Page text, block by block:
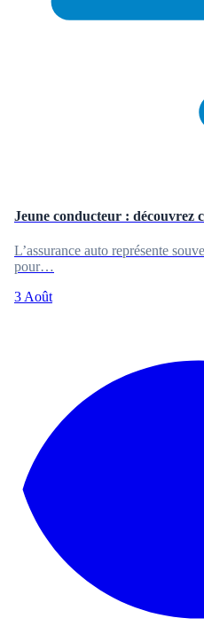
Jeune conducteur : découvrez
L’assurance auto représente
pour…
3 Août